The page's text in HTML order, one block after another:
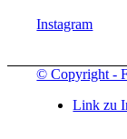
Instagram
© Copyright -
Link zu